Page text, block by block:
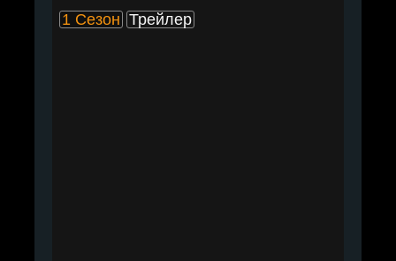
1 Сезон Трейлер